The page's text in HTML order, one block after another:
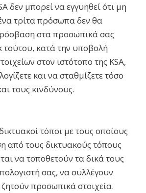
δεν μπορεί να εγγυηθεί ότι μη
τρίτα πρόσωπα δεν θα
στα προσωπικά σας
τούτου, κατά την υποβολή
στον ιστότοπο της KSA,
και να σταθμίζετε τόσο
τους κινδύνους.
τόποι με τους οποίους
από τους δικτυακούς τόπους
να τοποθετούν τα δικά τους
σας, να συλλέγουν
προσωπικά στοιχεία.